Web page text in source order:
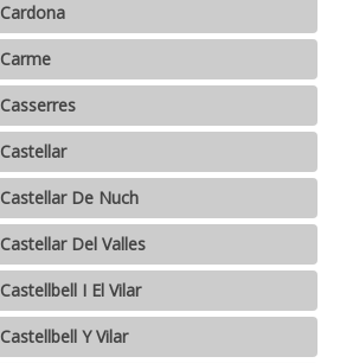
Cardona
Carme
Casserres
Castellar
Castellar De Nuch
Castellar Del Valles
Castellbell I El Vilar
Castellbell Y Vilar